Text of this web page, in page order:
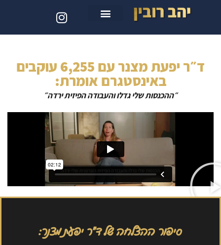
ד״ר יפעת מצנר עם 6,255 עוקבים
באינסטגרם אומרת:
״ההכנסות שלי גדלו והעבודה הפיזית ירדה״
סיפור ההצלחה של ד״ר יפעת מצנר: